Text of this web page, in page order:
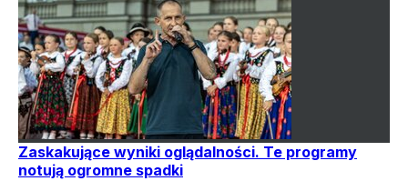
Zaskakujące wyniki oglądalności. Te programy
notują ogromne spadki